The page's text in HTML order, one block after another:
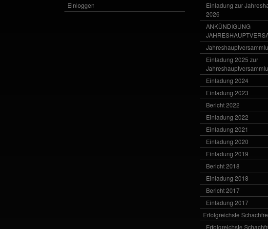
Einloggen
Einladung zur
2026
ANKÜNDIGUNG
Einladung 2025 zur
Einladung 2024
Einladung 2023
Bericht 2022
Einladung 2022
Einladung 2021
Einladung 2020
Einladung 2019
Bericht 2018
Einladung 2018
Bericht 2017
Einladung 2017
Erfolgreichste
Erfolgreichste